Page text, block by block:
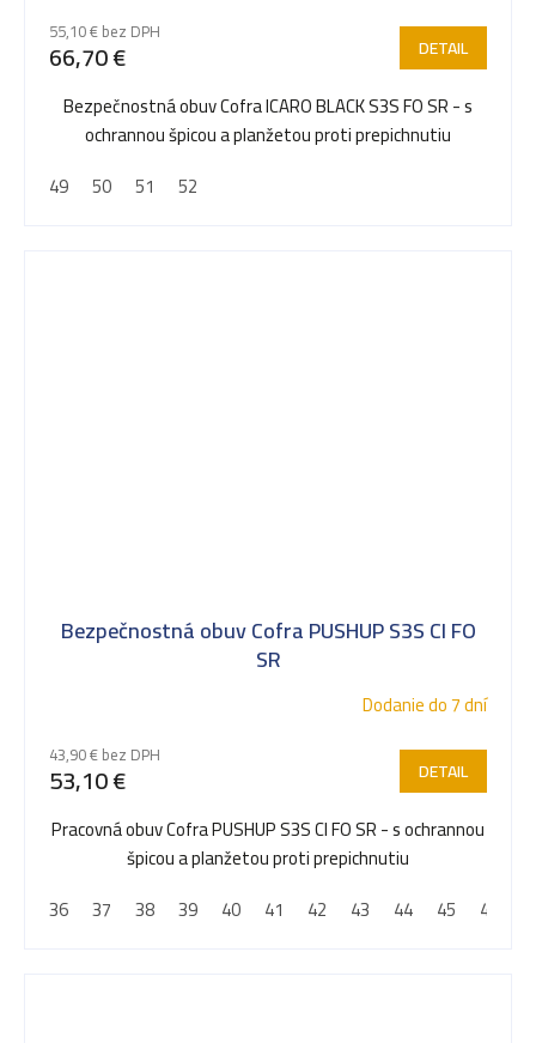
55,10 € bez DPH
66,70 € DETAIL
Bezpečnostná obuv Cofra ICARO BLACK S3S FO SR - s
ochrannou špicou a planžetou proti prepichnutiu
49
50 51 52
Bezpečnostná obuv Cofra PUSHUP S3S CI FO
SR
Dodanie do 7 dní
43,90 € bez DPH
53,10 € DETAIL
Pracovná obuv Cofra PUSHUP S3S CI FO SR - s ochrannou
špicou a planžetou proti prepichnutiu
36
37 38 39 40 41 42 43 44 45 46